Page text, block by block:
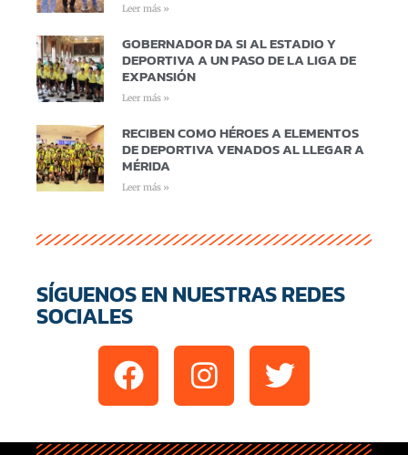
Leer más »
GOBERNADOR DA SI AL ESTADIO Y
DEPORTIVA A UN PASO DE LA LIGA DE
EXPANSIÓN
Leer más »
RECIBEN COMO HÉROES A ELEMENTOS
DE DEPORTIVA VENADOS AL LLEGAR A
MÉRIDA
Leer más »
SÍGUENOS EN NUESTRAS REDES
SOCIALES